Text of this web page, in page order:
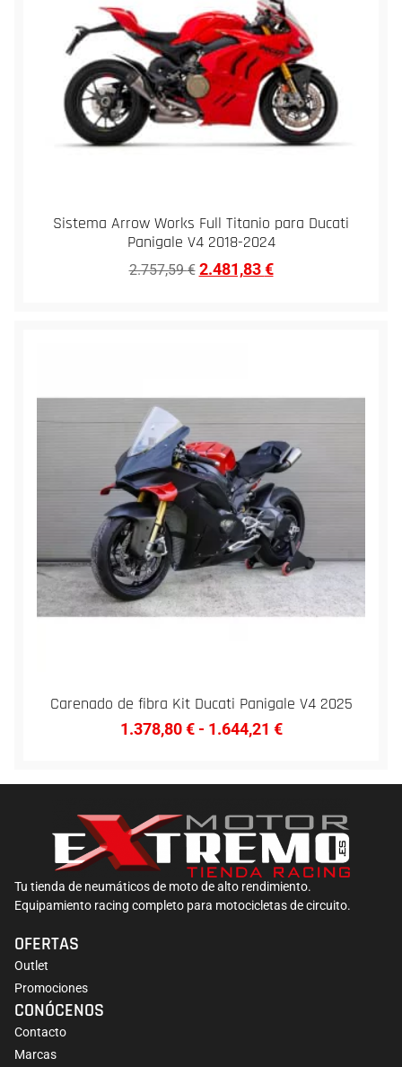
Sistema Arrow Works Full Titanio para Ducati
Panigale V4 2018-2024
2.757,59€ 2.481,83€
Carenado de fibra Kit Ducati Panigale V4 2025
1.378,80€ - 1.644,21 €
Tu tienda de neumáticos de moto de alto rendimiento.
Equipamiento racing completo para motocicletas de circuito.
OFERTAS
Outlet
Promociones
CONÓCENOS
Contacto
Marcas